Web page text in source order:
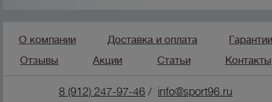
О компании Доставка и оплата
Отзывы
Акции Статьи Контакты
8 (912) 247-97-46 / info@sport96.ru